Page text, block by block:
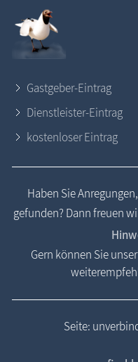
Gastgeber-Eintrag
Dienstleister-Eintrag
kostenloser Eintrag
Haben Sie
gefunden? Dann freuen
Gern können Sie
Seite: